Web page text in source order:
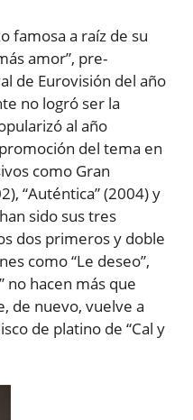
famosa a raíz de su
amor”, pre-
de Eurovisión del año
no logró ser la
al año
del tema en
como Gran
“Auténtica” (2004) y
sido sus tres
dos primeros y doble
como “Le deseo”,
no hacen más que
de nuevo, vuelve a
de platino de “Cal y